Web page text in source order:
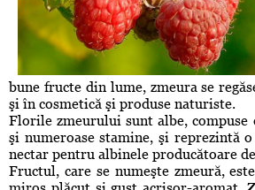
bune fructe din lume, zmeura se
şi în cosmetică şi produse naturiste.
Florile zmeurului sunt albe, compuse
şi numeroase stamine, şi reprezintă
nectar pentru albinele producătoare
Fructul, care se numeşte zmeură,